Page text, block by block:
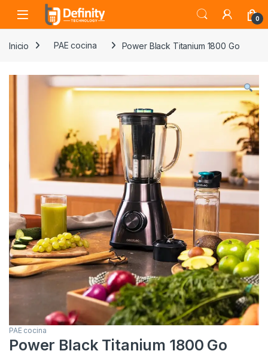
Skip to navigation
Skip to content
Open 0
Inicio PAE cocina Power Black Titanium 1800 Go
PAE cocina
Power Black Titanium 1800 Go